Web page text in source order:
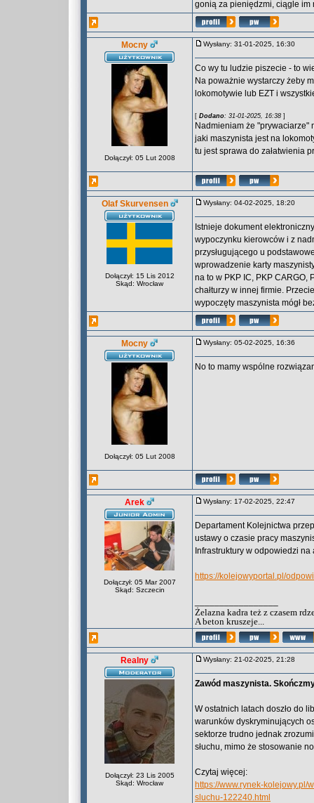
gonią za pieniędzmi, ciągle im
Mocny
Dołączył: 05 Lut 2008
Wysłany: 31-01-2025, 16:30
Co wy tu ludzie piszecie - to
Na poważnie wystarczy żeby
lokomotywie lub EZT i
[ Dodano: 31-01-2025, 16:38 ]
Nadmieniam że "prywaciarze"
jaki maszynista jest na
tu jest sprawa do załatwienia
Olaf Skurvensen
Dołączył: 15 Lis 2012
Skąd: Wrocław
Wysłany: 04-02-2025, 18:20
Istnieje dokument
wypoczynku kierowców i z
przysługującego u
wprowadzenie karty
na to w PKP IC, PKP CARGO,
chałturzy w innej firmie.
wypoczęty maszynista mógł
Mocny
Dołączył: 05 Lut 2008
Wysłany: 05-02-2025, 16:36
No to mamy wspólne
Arek
Dołączył: 05 Mar 2007
Skąd: Szczecin
Wysłany: 17-02-2025, 22:47
Departament Kolejnictwa
ustawy o czasie pracy
Infrastruktury w odpowiedzi
https://kolejowyportal.pl/
Żelazna kadra też z czasem
A beton kruszeje...
Realny
Dołączył: 23 Lis 2005
Skąd: Wrocław
Wysłany: 21-02-2025, 21:28
Zawód maszynista.
W ostatnich latach doszło do
warunków dyskryminujących
sektorze trudno jednak
słuchu, mimo że stosowanie
Czytaj więcej:
https://www.rynek-
sluchu-122240.html